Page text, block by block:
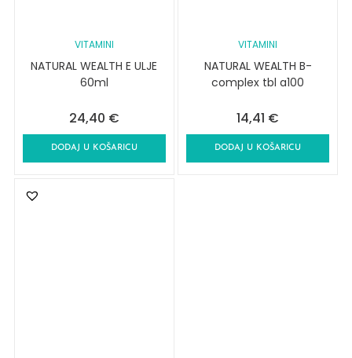
VITAMINI
NATURAL WEALTH E ULJE
60ml
24,40 €
DODAJ U KOŠARICU
VITAMINI
NATURAL WEALTH B-
complex tbl a100
14,41 €
DODAJ U KOŠARICU